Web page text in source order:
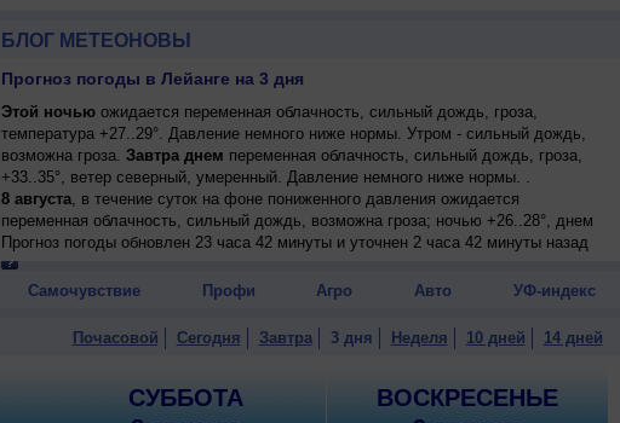
БЛОГ МЕТЕОНОВЫ
Прогноз погоды в Лейанге на 3 дня
Этой ночьюожидается переменная облачность, сильный дождь, гроза,
температура +27..29°. Давление немного ниже нормы. Утром - сильный дождь,
возможна гроза. Завтра днем переменная облачность, сильный дождь, гроза,
+33..35°, ветер северный, умеренный. Давление немного ниже нормы. .
8 августа, в течение суток на фоне пониженного давления ожидается
переменная облачность, сильный дождь, возможна гроза; ночью +26..28°, днем
+32..34°, ветер северный, умеренный.
Прогноз погоды обновлен 23 часа 42 минуты и уточнен 2 часа 42 минуты назад
Самочувствие Профи Агро Авто УФ-индекс
Почасовой Сегодня Завтра 3 дня Неделя 10 дней 14 дней
СУББОТА
ВОСКРЕСЕНЬЕ